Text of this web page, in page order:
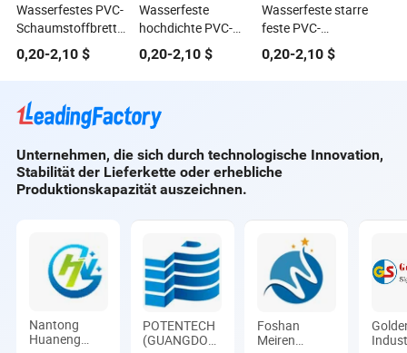
Wasserfestes PVC-
Schaumstoffbrett
für Möbel und
Schränke
0,20-2,10 $
Wasserfeste
hochdichte PVC-
Schaumplatte für
Werbeschilder
0,20-2,10$
Wasserfeste starre
feste PVC-
Kunststoffplatte
0,20-2,10$
Unternehmen, die sich durch technologische Innovation,
Stabilität der Lieferkette oder erhebliche
Produktionskapazität auszeichnen.
Nantong
Huaneng
POTENTECH
(GUANGDONG)
Foshan
Meiren